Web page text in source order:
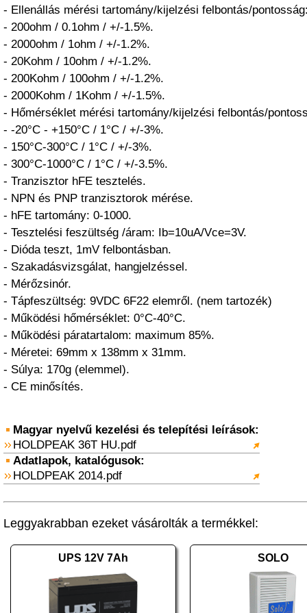
- Ellenállás mérési tartomány/kijelzési felbontás/
- 200ohm / 0.1ohm / +/-1.5%.
- 2000ohm / 1ohm / +/-1.2%.
- 20Kohm / 10ohm / +/-1.2%.
- 200Kohm / 100ohm / +/-1.2%.
- 2000Kohm / 1Kohm / +/-1.5%.
- Hőmérséklet mérési tartomány/kijelzési felbontás/
- -20°C - +150°C / 1°C / +/-3%.
- 150°C-300°C / 1°C / +/-3%.
- 300°C-1000°C / 1°C / +/-3.5%.
- Tranzisztor hFE tesztelés.
- NPN és PNP tranzisztorok mérése.
- hFE tartomány: 0-1000.
- Tesztelési feszültség /áram: Ib=10uA/Vce=3V.
- Dióda teszt, 1mV felbontásban.
- Szakadásvizsgálat, hangjelzéssel.
- Mérőzsinór.
- Tápfeszültség: 9VDC 6F22 elemről. (nem tartozék)
- Működési hőmérséklet: 0°C-40°C.
- Működési páratartalom: maximum 85%.
- Méretei: 69mm x 138mm x 31mm.
- Súlya: 170g (elemmel).
- CE minősítés.
Magyar nyelvű kezelési és telepítési leírások:
HOLDPEAK 36T HU.pdf
Adatlapok, katalógusok:
HOLDPEAK 2014.pdf
Leggyakrabban ezeket vásárolták a termékkel:
UPS 12V 7Ah SOLO